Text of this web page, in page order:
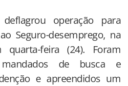
operação para
Seguro-desemprego, na
feira (24). Foram
de busca e
e apreendidos um